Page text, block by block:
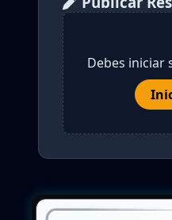
Debes iniciar